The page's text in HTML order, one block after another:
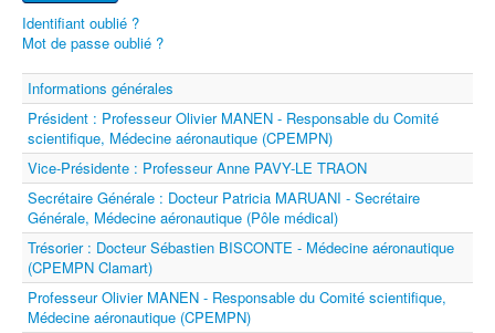
Devenir médecin aéronautique
Sécurité des vols
ESAM
ICAM Paris 2022
AEROMEDEVAC
Prix et Récompenses
FAQ
Liens
Contact
Identifiant oublié ?
Mot de passe oublié ?
Informations générales
Président : Professeur Olivier MANEN - Responsable du Comité
scientifique, Médecine aéronautique (CPEMPN)
Vice-Présidente : Professeur Anne PAVY-LE TRAON
Secrétaire Générale : Docteur Patricia MARUANI - Secrétaire
Générale, Médecine aéronautique (Pôle médical)
Trésorier : Docteur Sébastien BISCONTE - Médecine aéronautique
(CPEMPN Clamart)
Professeur Olivier MANEN - Responsable du Comité scientifique,
Médecine aéronautique (CPEMPN)